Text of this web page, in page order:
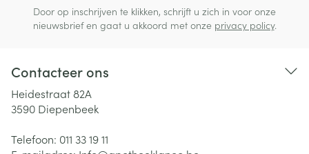
Door op inschrijven te klikken, schrijft u zich in voor onze
nieuwsbrief en gaat u akkoord met onze privacy policy.
Contacteer ons
Heidestraat 82A
3590 Diepenbeek
Telefoon: 011 33 19 11